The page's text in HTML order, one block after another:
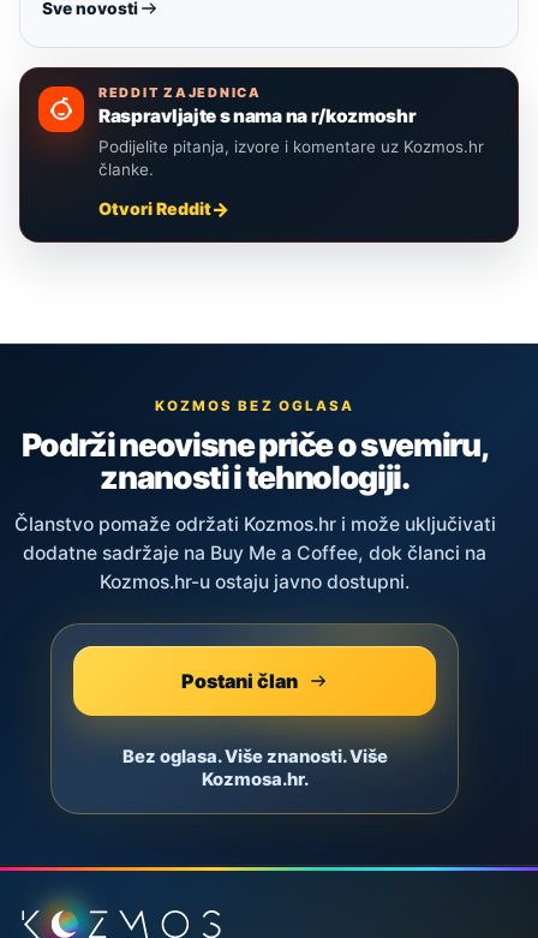
Sve novosti
REDDIT ZAJEDNICA
Raspravljajte s nama na r/kozmoshr
Podijelite pitanja, izvore i komentare uz Kozmos.hr
članke.
Otvori Reddit
KOZMOS BEZ OGLASA
Podrži neovisne priče o svemiru,
znanosti i tehnologiji.
Članstvo pomaže održati Kozmos.hr i može uključivati
dodatne sadržaje na Buy Me a Coffee, dok članci na
Kozmos.hr-u ostaju javno dostupni.
Postani član
Bez oglasa. Više znanosti. Više
Kozmosa.hr.
Podnožje stranice